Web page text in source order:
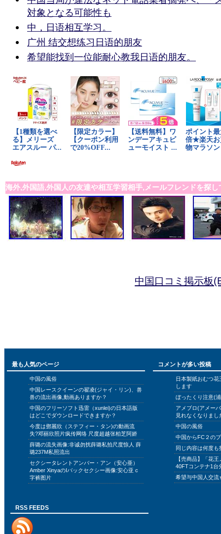
対象となる可能性も
中，日语相互学习。
广州 结交想练习日语的朋友
希望能找到一位能耐心教我日语的朋友。
海外,外国語,外国人の友達や相互学習相手,メールフレンドを探し
中国口コミ掲示板
最も人気のページ
中国の風俗
中国レースクイーンの翟凌(ジャイ・リン)、兽
兽の流出画像,動画ありますか？
中国のフリーソフト迅雷（xunlei)の日本語版
はどこでダウンロードできますか？
今度は鄧麗欣（ステフィー・タン)の動画流
失?邓丽欣照片疯传网络 尺度超越张柏芝阿娇
薛璐の流失画像:非诚勿扰薛璐私拍尺度惊人 薛
璐237M私照流出
セクシータレントアンバー・アン（安心亜）
Amber XinyaのIバックセクシー画像:安心亚 c
字裤图片
コメントが多い投稿
日本製紙おむつ
します
ぼったくり注意(
アメブロ(アメー
見れなくなりまし
中国の風俗
中国からFC２の
同じ内容は何度
【売商品】「花
40FTコンテナ1台
希望与中国人交
RSS FEEDS